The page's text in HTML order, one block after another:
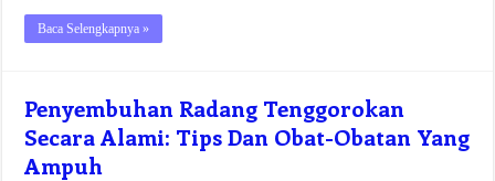
Baca Selengkapnya »
Penyembuhan Radang Tenggorokan
Secara Alami: Tips Dan Obat-Obatan Yang
Ampuh